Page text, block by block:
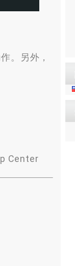
。另外，
Center